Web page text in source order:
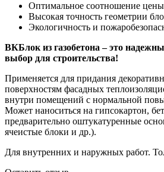
Оптимальное соотношение цены
Высокая точность геометрии
Экологичность и
ВКБлок из газобетона – это
выбор для строительства!
Применяется для придания
поверхностям фасадных
внутри помещений с нормальной
Может наноситься на гипсокартон,
предварительно оштукатуренные
ячеистые блоки и др.).
Для внутренних и наружных работ.